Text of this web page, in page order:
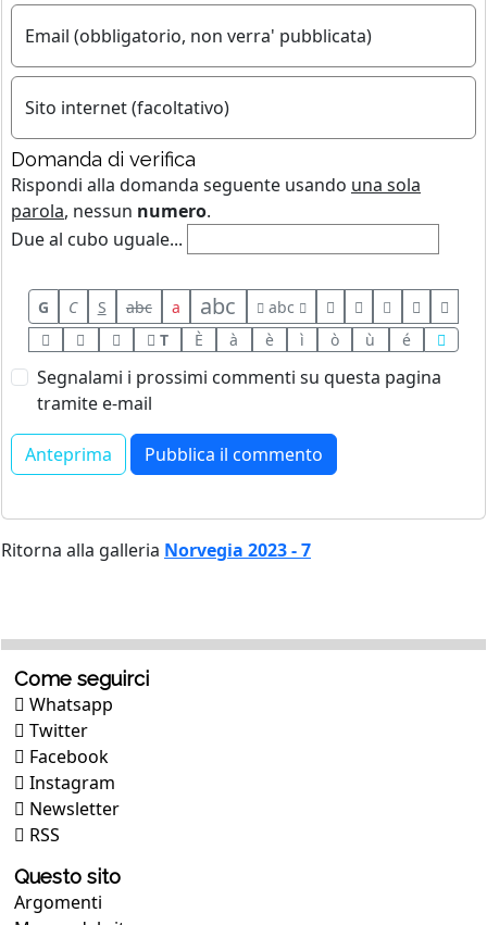
Email (obbligatorio, non verra' pubblicata)
Sito internet (facoltativo)
Domanda di verifica
Rispondi alla domanda seguente usando una sola
parola, nessun numero.
Due al cubo uguale...
G C S abc a abc
abc
T
È à è ì ò ù é
Segnalami i prossimi commenti su questa pagina
tramite e-mail
Ritorna alla galleria Norvegia 2023 - 7
Come seguirci
Whatsapp
Twitter
Facebook
Instagram
Newsletter
RSS
Questo sito
Argomenti